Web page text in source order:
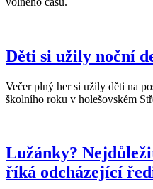
Děti si užily noční
Večer plný her si užily děti na
školního roku v holešovském
Lužánky?
říká odcházející